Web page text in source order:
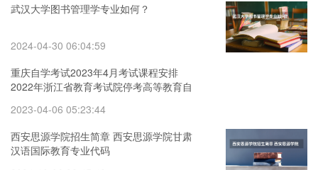
武汉大学图书管理学专业如何？
2024-04-30 06:04:59
重庆自学考试2023年4月考试课程安排
2022年浙江省教育考试院停考高等教育自
2023-04-06 05:23:44
西安思源学院招生简章 西安思源学院甘肃
汉语国际教育专业代码